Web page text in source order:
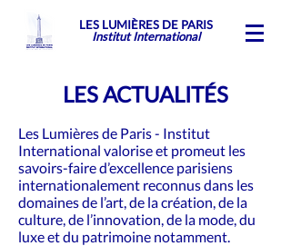
LES LUMIÈRES DE PARIS
Institut International
LES ACTUALITÉS
Les Lumières de Paris - Institut
International valorise et promeut les
savoirs-faire d’excellence parisiens
internationalement reconnus dans les
domaines de l’art, de la création, de la
culture, de l’innovation, de la mode, du
luxe et du patrimoine notamment.